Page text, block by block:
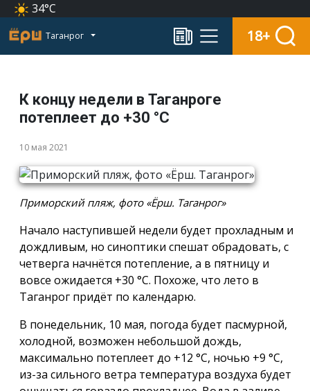
34°C
Таганрог 18+
К концу недели в Таганроге
потеплеет до +30 °C
10 мая 2021
Приморский пляж, фото «Ёрш. Таганрог»
Начало наступившей недели будет прохладным и
дождливым, но синоптики спешат обрадовать, с
четверга начнётся потепление, а в пятницу и
вовсе ожидается +30 °C. Похоже, что лето в
Таганрог придёт по календарю.
В понедельник, 10 мая, погода будет пасмурной,
холодной, возможен небольшой дождь,
максимально потеплеет до +12 °C, ночью +9 °C,
из-за сильного ветра температура воздуха будет